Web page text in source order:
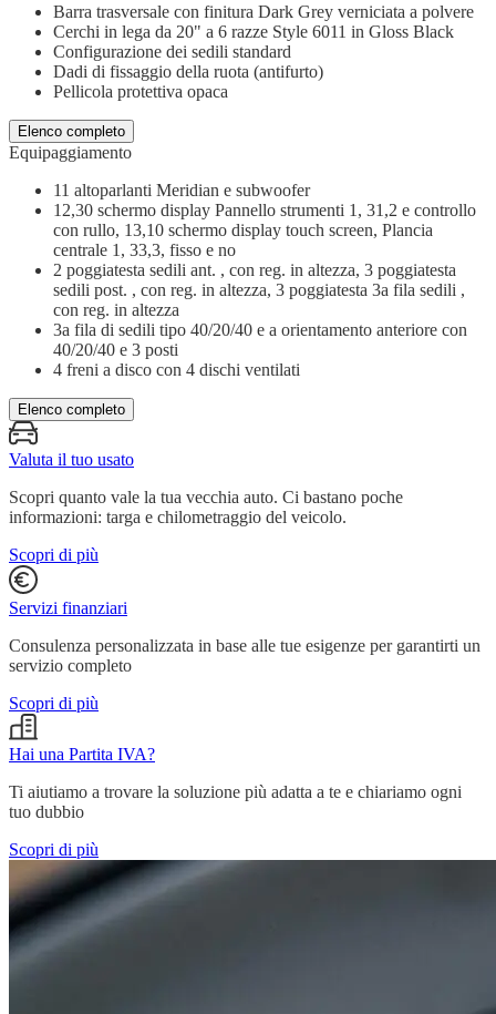
Barra trasversale con finitura Dark Grey verniciata a polvere
Cerchi in lega da 20" a 6 razze Style 6011 in Gloss Black
Configurazione dei sedili standard
Dadi di fissaggio della ruota (antifurto)
Pellicola protettiva opaca
Elenco completo
Equipaggiamento
11 altoparlanti Meridian e subwoofer
12,30 schermo display Pannello strumenti 1, 31,2 e controllo
con rullo, 13,10 schermo display touch screen, Plancia
centrale 1, 33,3, fisso e no
2 poggiatesta sedili ant. , con reg. in altezza, 3 poggiatesta
sedili post. , con reg. in altezza, 3 poggiatesta 3a fila sedili ,
con reg. in altezza
3a fila di sedili tipo 40/20/40 e a orientamento anteriore con
40/20/40 e 3 posti
4 freni a disco con 4 dischi ventilati
Elenco completo
Valuta il tuo usato
Scopri quanto vale la tua vecchia auto. Ci bastano poche
informazioni: targa e chilometraggio del veicolo.
Scopri di più
Servizi finanziari
Consulenza personalizzata in base alle tue esigenze per garantirti un
servizio completo
Scopri di più
Hai una Partita IVA?
Ti aiutiamo a trovare la soluzione più adatta a te e chiariamo ogni
tuo dubbio
Scopri di più